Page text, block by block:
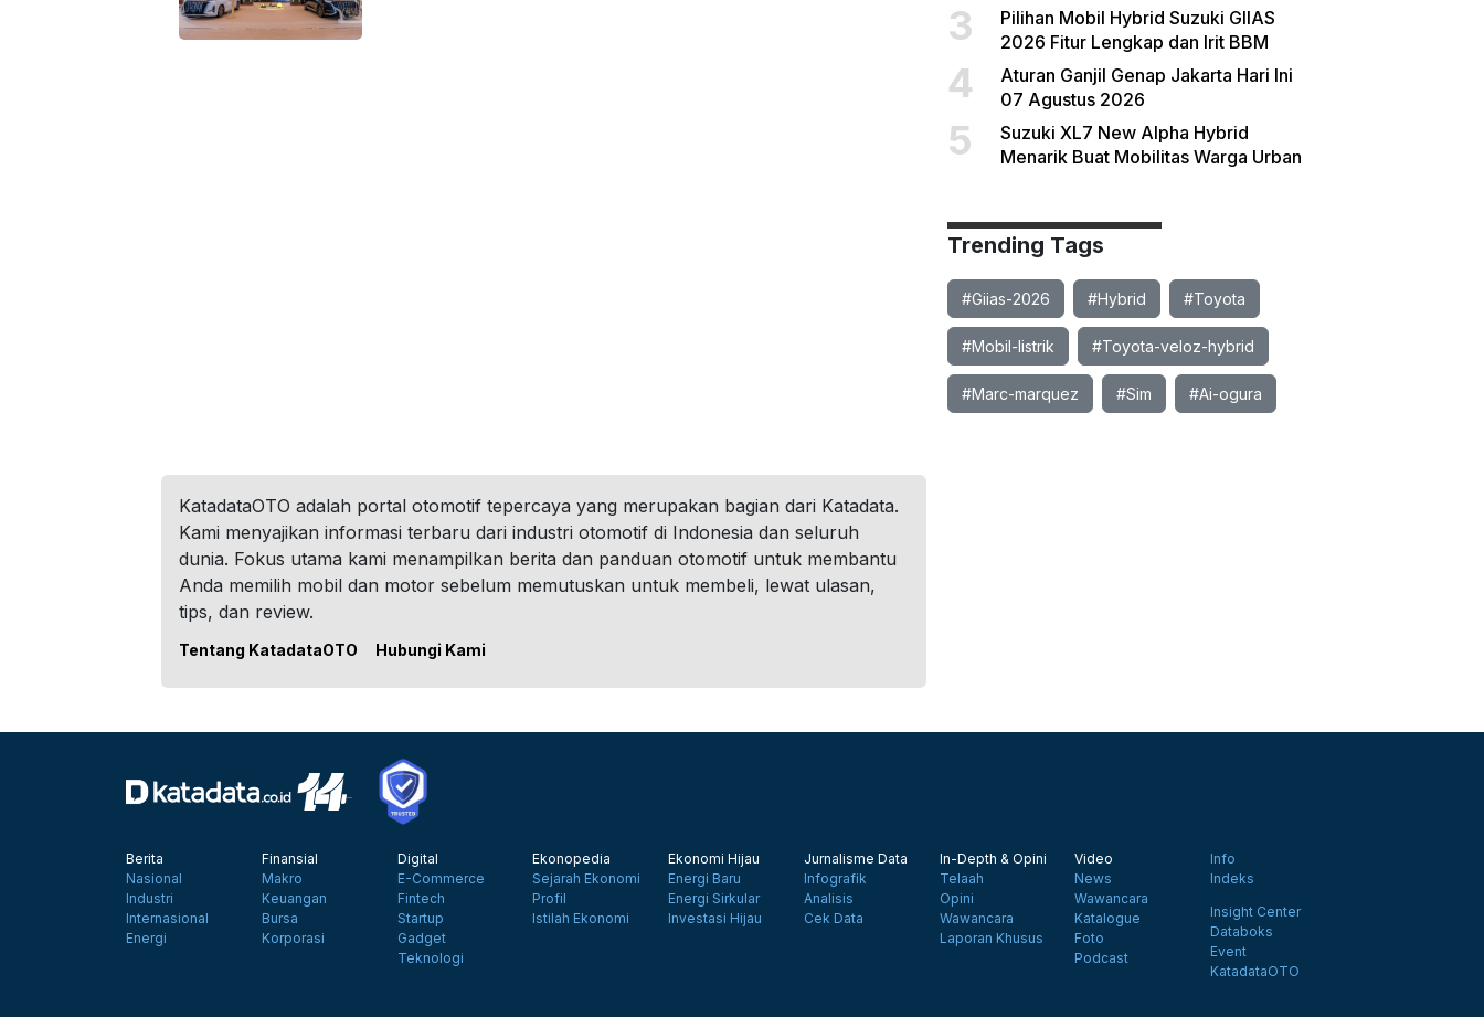
3
Pilihan Mobil Hybrid Suzuki GIIAS
2026 Fitur Lengkap dan Irit BBM
4
Aturan Ganjil Genap Jakarta Hari Ini
07 Agustus 2026
5
Suzuki XL7 New Alpha Hybrid
Menarik Buat Mobilitas Warga Urban
Trending Tags
#Giias-2026 #Hybrid #Toyota
#Mobil-listrik #Toyota-veloz-hybrid
#Marc-marquez #Sim #Ai-ogura
KatadataOTO adalah portal otomotif tepercaya yang merupakan bagian dari Katadata.
Kami menyajikan informasi terbaru dari industri otomotif di Indonesia dan seluruh
dunia. Fokus utama kami menampilkan berita dan panduan otomotif untuk membantu
Anda memilih mobil dan motor sebelum memutuskan untuk membeli, lewat ulasan,
tips, dan review.
Tentang KatadataOTO Hubungi Kami
Berita
Nasional
Industri
Internasional
Energi
Finansial
Makro
Keuangan
Bursa
Korporasi
Digital
E-Commerce
Fintech
Startup
Gadget
Teknologi
Ekonopedia
Sejarah Ekonomi
Profil
Istilah Ekonomi
Ekonomi Hijau
Energi Baru
Energi Sirkular
Investasi Hijau
Jurnalisme Data
Infografik
Analisis
Cek Data
In-Depth & Opini
Telaah
Opini
Wawancara
Laporan Khusus
Video
News
Wawancara
Katalogue
Foto
Podcast
Info
Indeks
Insight Center
Databoks
Event
KatadataOTO